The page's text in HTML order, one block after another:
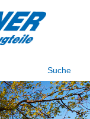
Suche